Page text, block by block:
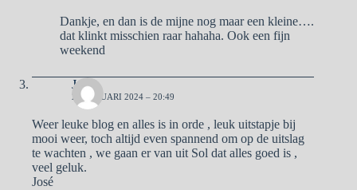
Dankje, en dan is de mijne nog maar een kleine….
dat klinkt misschien raar hahaha. Ook een fijn
weekend
José
2 FEBRUARI 2024 – 20:49
Weer leuke blog en alles is in orde , leuk uitstapje bij
mooi weer, toch altijd even spannend om op de uitslag
te wachten , we gaan er van uit Sol dat alles goed is ,
veel geluk.
José